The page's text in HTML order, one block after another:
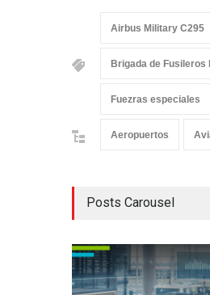
Airbus Military C295
Brigada de Fusileros
Fuezras especiales
Aeropuertos
Posts Carousel